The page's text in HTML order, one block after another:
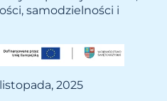
samodzielności i
2025